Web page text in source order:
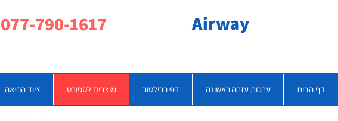
Airway
דף הבית ערכות עזרה ראשונה דפיברילטור מוצרים לספורט ציוד החיאה